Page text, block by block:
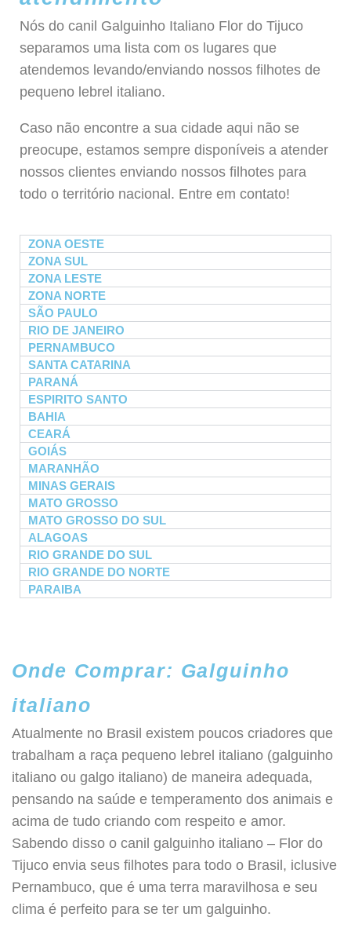
Nós do canil Galguinho Italiano Flor do Tijuco
separamos uma lista com os lugares que
atendemos levando/enviando nossos filhotes de
pequeno lebrel italiano.
Caso não encontre a sua cidade aqui não se
preocupe, estamos sempre disponíveis a atender
nossos clientes enviando nossos filhotes para
todo o território nacional. Entre em contato!
ZONA OESTE
ZONA SUL
ZONA LESTE
ZONA NORTE
SÃO PAULO
RIO DE JANEIRO
PERNAMBUCO
SANTA CATARINA
PARANÁ
ESPIRITO SANTO
BAHIA
CEARÁ
GOIÁS
MARANHÃO
MINAS GERAIS
MATO GROSSO
MATO GROSSO DO SUL
ALAGOAS
RIO GRANDE DO SUL
RIO GRANDE DO NORTE
PARAIBA
Onde Comprar: Galguinho
italiano
Atualmente no Brasil existem poucos criadores que
trabalham a raça pequeno lebrel italiano (galguinho
italiano ou galgo italiano) de maneira adequada,
pensando na saúde e temperamento dos animais e
acima de tudo criando com respeito e amor.
Sabendo disso o canil galguinho italiano – Flor do
Tijuco envia seus filhotes para todo o Brasil, iclusive
Pernambuco, que é uma terra maravilhosa e seu
clima é perfeito para se ter um galguinho.